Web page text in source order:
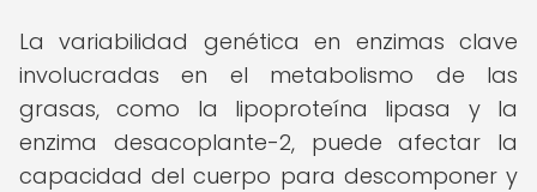
La variabilidad genética en enzimas clave
involucradas en el metabolismo de las
grasas, como la lipoproteína lipasa y la
enzima desacoplante-2, puede afectar la
capacidad del cuerpo para descomponer y